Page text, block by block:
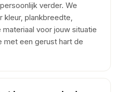
verder. We
kleur, plankbreedte,
voor jouw situatie
met een gerust hart de